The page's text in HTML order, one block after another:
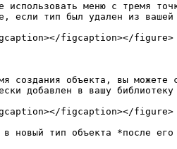
меню с тремя
если тип был удален из вашей
figcaption></figure>
создания объекта, вы
добавлен в вашу
figcaption></figure>
в новый тип объекта *после